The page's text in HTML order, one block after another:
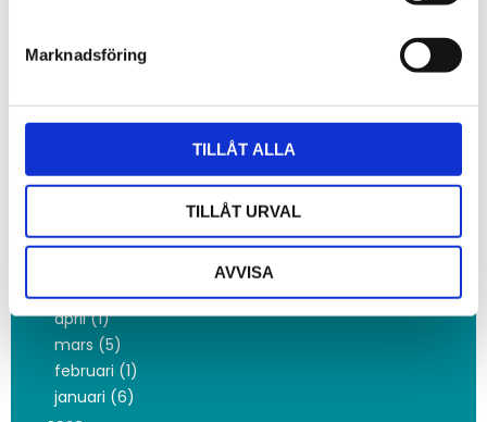
Marknadsföring
TILLÅT ALLA
TILLÅT URVAL
AVVISA
december (2)
maj (1)
2021
oktober (3)
maj (3)
april (1)
mars (5)
februari (1)
januari (6)